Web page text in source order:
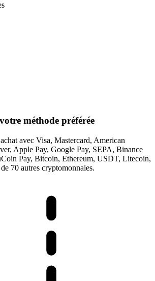
méthode préférée
avec Visa, Mastercard, American
Apple Pay, Google Pay, SEPA, Binance
Pay, Bitcoin, Ethereum, USDT, Litecoin,
70 autres cryptomonnaies.